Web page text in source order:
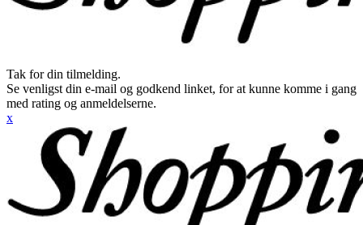
Tak for din tilmelding.
Se venligst din e-mail og godkend linket, for at kunne komme i gang
med rating og anmeldelserne.
x